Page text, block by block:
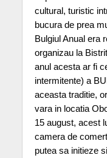
cultural, turistic
bucura de prea
Bulgiul Anual era
organizau la
anul acesta ar fi
intermitente) a
aceasta traditie,
vara in locatia
15 august, acest
camera de
putea sa initieze